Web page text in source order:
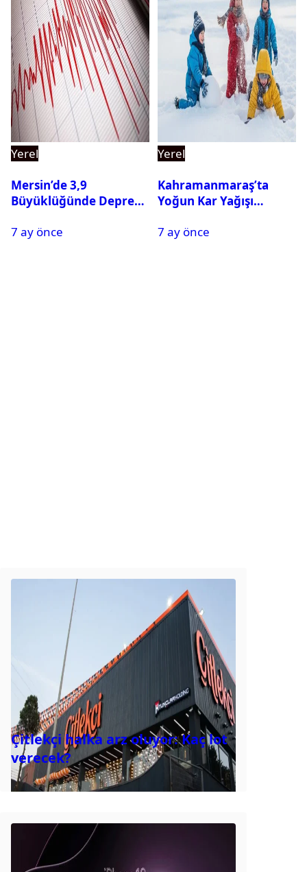
Yerel
Mersin’de 3,9
Büyüklüğünde Deprem
7 ay önce
Yerel
Kahramanmaraş’ta
Yoğun Kar Yağışı
Tatil
7 ay önce
Çitlekçi halka arz oluyor: Kaç lot
verecek?